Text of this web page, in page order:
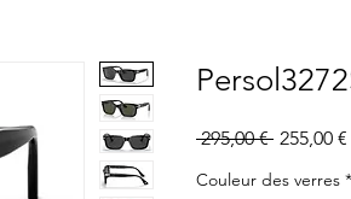
295,00 € Prix
255,00 €
Couleur des verres *